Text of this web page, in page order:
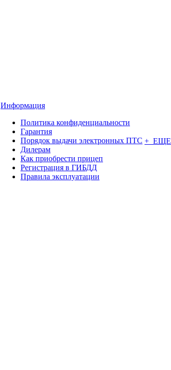
Информация
Политика конфиденциальности
Гарантия
Порядок выдачи электронных ПТС
Дилерам
Как приобрести прицеп
Регистрация в ГИБДД
Правила эксплуатации
+ ЕЩЕ